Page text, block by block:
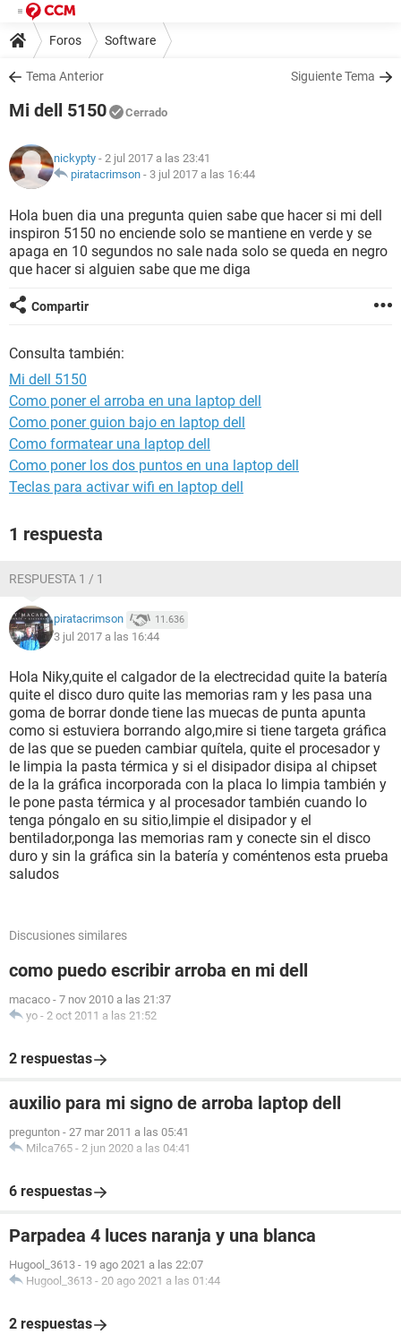
Foros Software
Tema Anterior Siguiente Tema
Mi dell 5150 Cerrado
nickypty - 2 jul 2017 a las 23:41
piratacrimson - 3 jul 2017 a las 16:44
Hola buen dia una pregunta quien sabe que hacer si mi dell
inspiron 5150 no enciende solo se mantiene en verde y se
apaga en 10 segundos no sale nada solo se queda en negro
que hacer si alguien sabe que me diga
Compartir
Consulta también:
Mi dell 5150
Como poner el arroba en una laptop dell
Como poner guion bajo en laptop dell
Como formatear una laptop dell
Como poner los dos puntos en una laptop dell
Teclas para activar wifi en laptop dell
1 respuesta
RESPUESTA 1 / 1
piratacrimson 11.636
3 jul 2017 a las 16:44
Hola Niky,quite el calgador de la electrecidad quite la batería
quite el disco duro quite las memorias ram y les pasa una
goma de borrar donde tiene las muecas de punta apunta
como si estuviera borrando algo,mire si tiene targeta gráfica
de las que se pueden cambiar quítela, quite el procesador y
le limpia la pasta térmica y si el disipador disipa al chipset
de la la gráfica incorporada con la placa lo limpia también y
le pone pasta térmica y al procesador también cuando lo
tenga póngalo en su sitio,limpie el disipador y el
bentilador,ponga las memorias ram y conecte sin el disco
duro y sin la gráfica sin la batería y coméntenos esta prueba
saludos
Discusiones similares
como puedo escribir arroba en mi dell
macaco - 7 nov 2010 a las 21:37
yo - 2 oct 2011 a las 21:52
2 respuestas
auxilio para mi signo de arroba laptop dell
pregunton - 27 mar 2011 a las 05:41
Milca765 - 2 jun 2020 a las 04:41
6 respuestas
Parpadea 4 luces naranja y una blanca
Hugool_3613 - 19 ago 2021 a las 22:07
Hugool_3613 - 20 ago 2021 a las 01:44
2 respuestas